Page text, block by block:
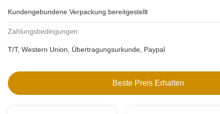
Kundengebundene Verpackung bereitgestellt
Zahlungsbedingungen:
T/T, Western Union, Übertragungsurkunde, Paypal
Beste Preis Erhalten